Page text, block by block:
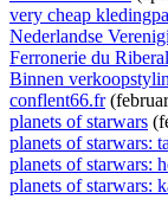
very cheap
Nederlandse
Ferronerie du
Binnen
conflent66.fr
planets of starwars
planets of starwars:
planets of starwars:
planets of starwars: